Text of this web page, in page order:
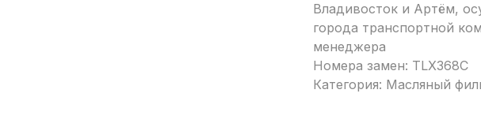
Владивосток и Артём,
города транспортной
менеджера
Номера замен: TLX368C
Категория: Масляный